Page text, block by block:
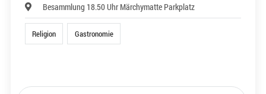
Besammlung 18.50 Uhr Märchymatte Parkplatz
Religion Gastronomie